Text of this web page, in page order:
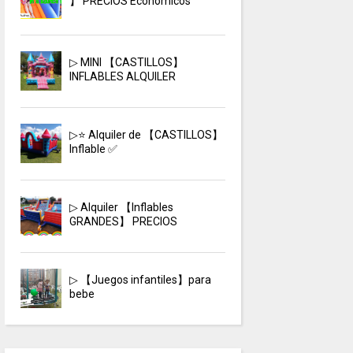
▷ MINI 【CASTILLOS】
INFLABLES ALQUILER
▷⭐ Alquiler de 【CASTILLOS】
Inflable ✅
▷ Alquiler 【Inflables
GRANDES】 PRECIOS
▷ 【Juegos infantiles】para
bebe